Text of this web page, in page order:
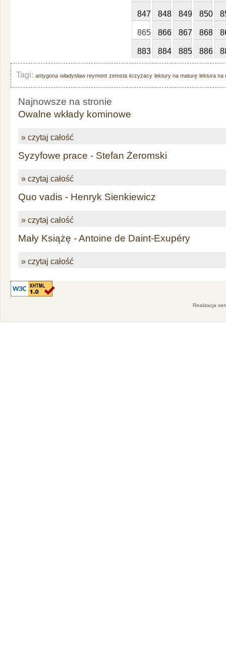
847 848 849 850
865 866 867 868
883 884 885 886
Tagi: antygona władysław reymont zemsta krzyżacy lektury na maturę lektura na
Najnowsze na stronie
Owalne wkłady kominowe
» czytaj całość
Syzyfowe prace - Stefan Żeromski
» czytaj całość
Quo vadis - Henryk Sienkiewicz
» czytaj całość
Mały Książę - Antoine de Daint-Exupéry
» czytaj całość
Realizacja